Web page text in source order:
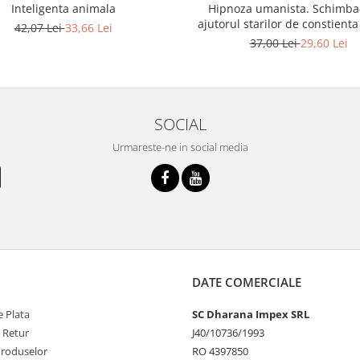
Inteligenta animala
42,07 Lei33,66 Lei
Hipnoza umanista.
ajutorul starilor de
37,00 Lei29,60 Lei
SOCIAL
Urmareste-ne in social media
Plata
Retur
DATE COMERCIALE
SC Dharana Impex SRL
J40/10736/1993
RO 4397850